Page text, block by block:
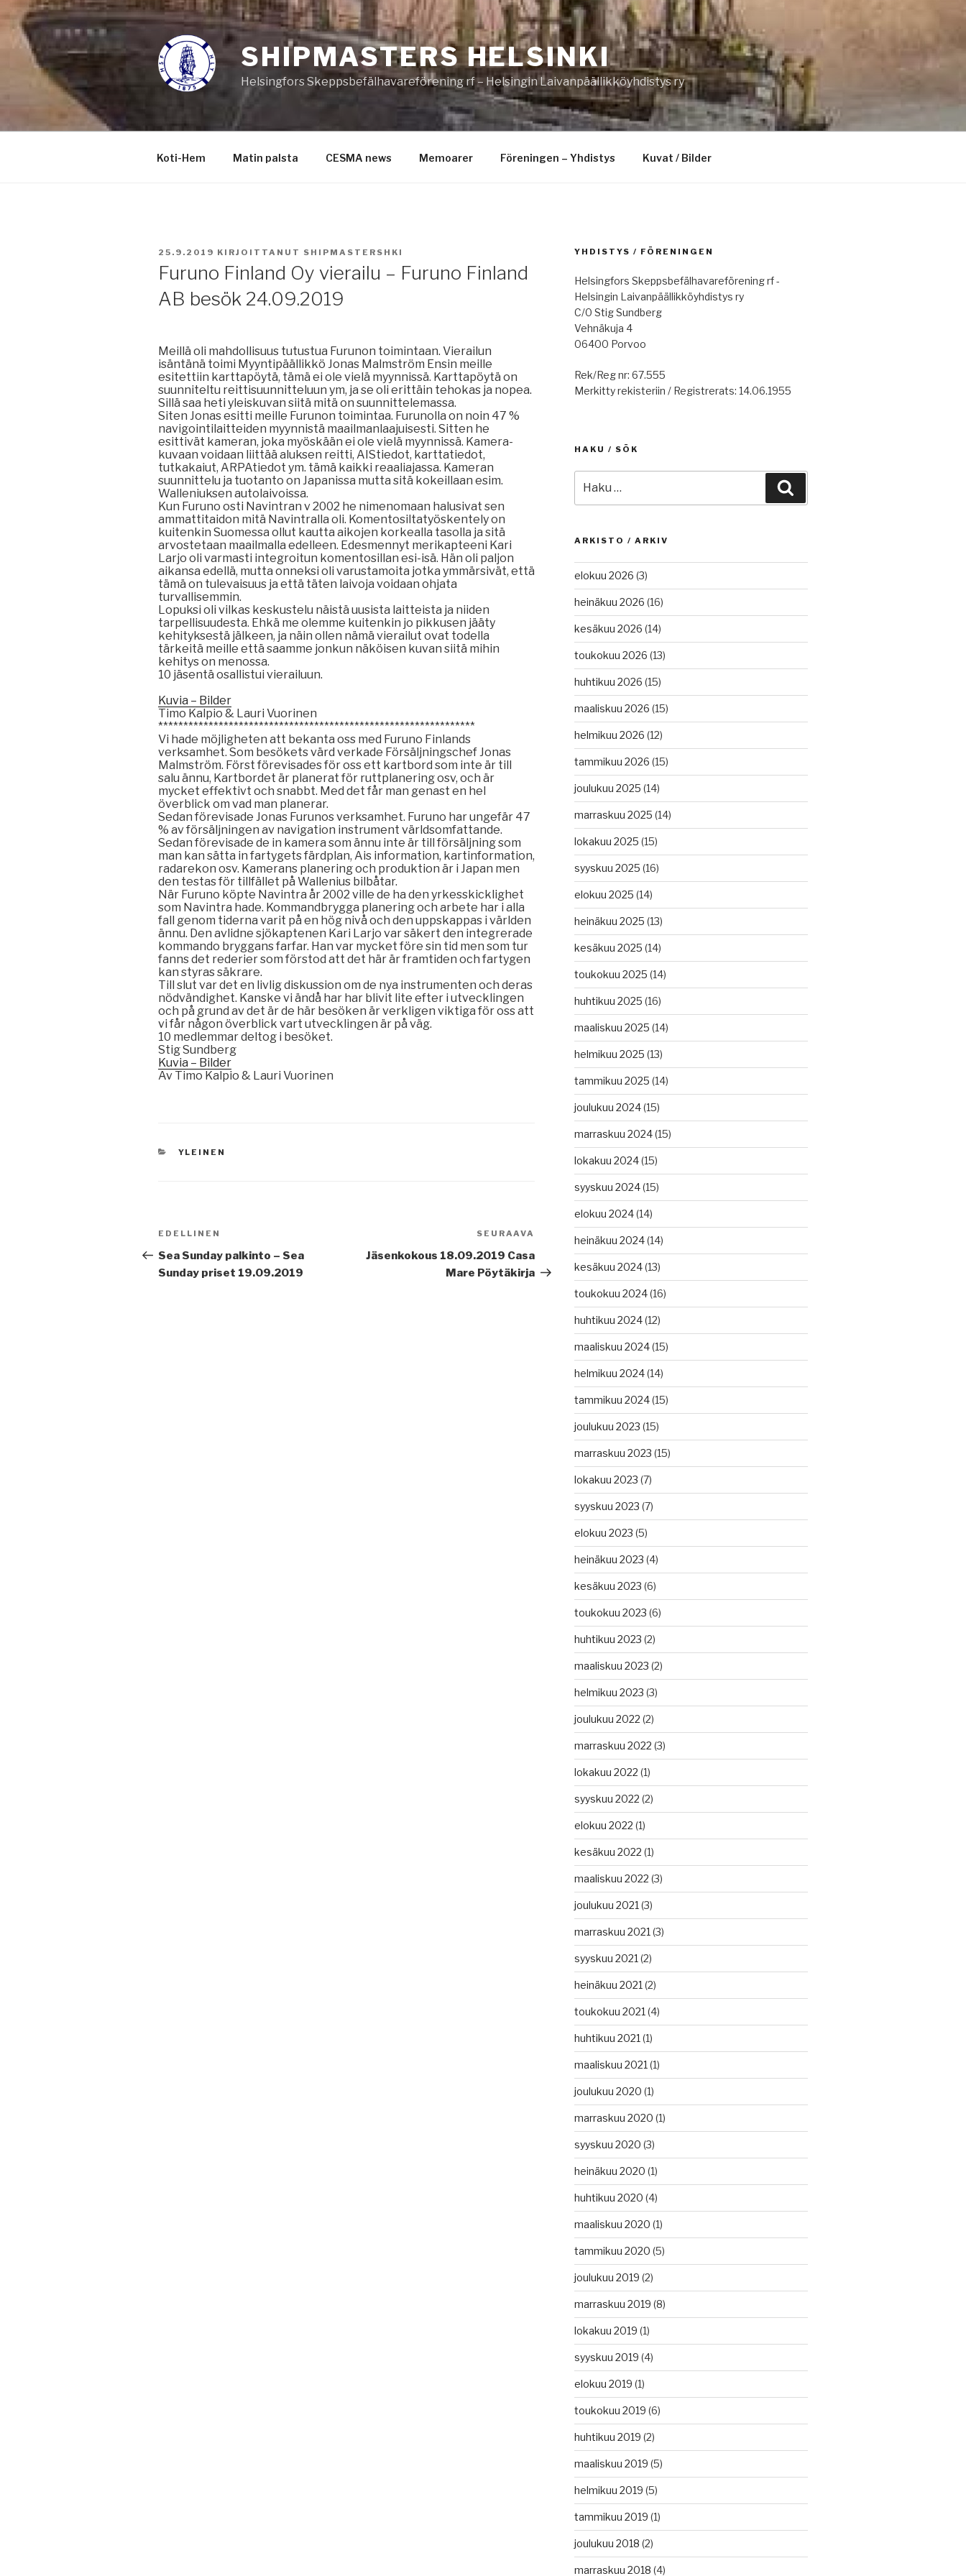
Siirry
sisältöön
SHIPMASTERS HELSINKI
Helsingfors Skeppsbefälhavareförening rf – Helsingin Laivanpäällikköyhdistys ry
Koti-Hem Matin palsta CESMA news Memoarer Föreningen – Yhdistys Kuvat / Bilder
JULKAISTU
25.9.2019 KIRJOITTANUT SHIPMASTERSHKI
Furuno Finland Oy vierailu – Furuno Finland
AB besök 24.09.2019
Meillä oli mahdollisuus tutustua Furunon toimintaan. Vierailun
isäntänä toimi Myyntipäällikkö Jonas Malmström Ensin meille
esitettiin karttapöytä, tämä ei ole vielä myynnissä. Karttapöytä on
suunniteltu reittisuunnitteluun ym, ja se oli erittäin tehokas ja nopea.
Sillä saa heti yleiskuvan siitä mitä on suunnittelemassa.
Siten Jonas esitti meille Furunon toimintaa. Furunolla on noin 47 %
navigointilaitteiden myynnistä maailmanlaajuisesti. Sitten he
esittivät kameran, joka myöskään ei ole vielä myynnissä. Kamera-
kuvaan voidaan liittää aluksen reitti, AIStiedot, karttatiedot,
tutkakaiut, ARPAtiedot ym. tämä kaikki reaaliajassa. Kameran
suunnittelu ja tuotanto on Japanissa mutta sitä kokeillaan esim.
Walleniuksen autolaivoissa.
Kun Furuno osti Navintran v 2002 he nimenomaan halusivat sen
ammattitaidon mitä Navintralla oli. Komentosiltatyöskentely on
kuitenkin Suomessa ollut kautta aikojen korkealla tasolla ja sitä
arvostetaan maailmalla edelleen. Edesmennyt merikapteeni Kari
Larjo oli varmasti integroitun komentosillan esi-isä. Hän oli paljon
aikansa edellä, mutta onneksi oli varustamoita jotka ymmärsivät, että
tämä on tulevaisuus ja että täten laivoja voidaan ohjata
turvallisemmin.
Lopuksi oli vilkas keskustelu näistä uusista laitteista ja niiden
tarpellisuudesta. Ehkä me olemme kuitenkin jo pikkusen jääty
kehityksestä jälkeen, ja näin ollen nämä vierailut ovat todella
tärkeitä meille että saamme jonkun näköisen kuvan siitä mihin
kehitys on menossa.
10 jäsentä osallistui vierailuun.
Kuvia – Bilder
Timo Kalpio & Lauri Vuorinen
***************************************************************
Vi hade möjligheten att bekanta oss med Furuno Finlands
verksamhet. Som besökets värd verkade Försäljningschef Jonas
Malmström. Först förevisades för oss ett kartbord som inte är till
salu ännu, Kartbordet är planerat för ruttplanering osv, och är
mycket effektivt och snabbt. Med det får man genast en hel
överblick om vad man planerar.
Sedan förevisade Jonas Furunos verksamhet. Furuno har ungefär 47
% av försäljningen av navigation instrument världsomfattande.
Sedan förevisade de in kamera som ännu inte är till försäljning som
man kan sätta in fartygets färdplan, Ais information, kartinformation,
radarekon osv. Kamerans planering och produktion är i Japan men
den testas för tillfället på Wallenius bilbåtar.
När Furuno köpte Navintra år 2002 ville de ha den yrkesskicklighet
som Navintra hade. Kommandbrygga planering och arbete har i alla
fall genom tiderna varit på en hög nivå och den uppskappas i världen
ännu. Den avlidne sjökaptenen Kari Larjo var säkert den integrerade
kommando bryggans farfar. Han var mycket före sin tid men som tur
fanns det rederier som förstod att det här är framtiden och fartygen
kan styras säkrare.
Till slut var det en livlig diskussion om de nya instrumenten och deras
nödvändighet. Kanske vi ändå har har blivit lite efter i utvecklingen
och på grund av det är de här besöken är verkligen viktiga för oss att
vi får någon överblick vart utvecklingen är på väg.
10 medlemmar deltog i besöket.
Stig Sundberg
Kuvia – Bilder
Av Timo Kalpio & Lauri Vuorinen
KATEGORIAT
YLEINEN
Artikkelien
selaus
Edellinen
artikkeli
EDELLINEN
Sea Sunday palkinto – Sea
Sunday priset 19.09.2019
Seuraava
artikkeli
SEURAAVA
Jäsenkokous 18.09.2019 Casa
Mare Pöytäkirja
YHDISTYS / FÖRENINGEN
Helsingfors Skeppsbefälhavareförening rf -
Helsingin Laivanpäällikköyhdistys ry
C/0 Stig Sundberg
Vehnäkuja 4
06400 Porvoo
Rek/Reg nr: 67.555
Merkitty rekisteriin / Registrerats: 14.06.1955
HAKU / SÖK
ARKISTO / ARKIV
elokuu 2026 (3)
heinäkuu 2026 (16)
kesäkuu 2026 (14)
toukokuu 2026 (13)
huhtikuu 2026 (15)
maaliskuu 2026 (15)
helmikuu 2026 (12)
tammikuu 2026 (15)
joulukuu 2025 (14)
marraskuu 2025 (14)
lokakuu 2025 (15)
syyskuu 2025 (16)
elokuu 2025 (14)
heinäkuu 2025 (13)
kesäkuu 2025 (14)
toukokuu 2025 (14)
huhtikuu 2025 (16)
maaliskuu 2025 (14)
helmikuu 2025 (13)
tammikuu 2025 (14)
joulukuu 2024(15)
marraskuu 2024(15)
lokakuu 2024(15)
syyskuu 2024(15)
elokuu 2024(14)
heinäkuu 2024(14)
kesäkuu 2024(13)
toukokuu 2024(16)
huhtikuu 2024(12)
maaliskuu 2024(15)
helmikuu 2024(14)
tammikuu 2024(15)
joulukuu 2023 (15)
marraskuu 2023 (15)
lokakuu 2023 (7)
syyskuu 2023 (7)
elokuu 2023 (5)
heinäkuu 2023 (4)
kesäkuu 2023 (6)
toukokuu 2023 (6)
huhtikuu 2023 (2)
maaliskuu 2023 (2)
helmikuu 2023 (3)
joulukuu 2022 (2)
marraskuu 2022 (3)
lokakuu 2022 (1)
syyskuu 2022 (2)
elokuu 2022 (1)
kesäkuu 2022 (1)
maaliskuu 2022 (3)
joulukuu 2021 (3)
marraskuu 2021 (3)
syyskuu 2021 (2)
heinäkuu 2021 (2)
toukokuu 2021 (4)
huhtikuu 2021 (1)
maaliskuu 2021 (1)
joulukuu 2020 (1)
marraskuu 2020 (1)
syyskuu 2020 (3)
heinäkuu 2020 (1)
huhtikuu 2020 (4)
maaliskuu 2020 (1)
tammikuu 2020 (5)
joulukuu 2019 (2)
marraskuu 2019 (8)
lokakuu 2019 (1)
syyskuu 2019 (4)
elokuu 2019 (1)
toukokuu 2019 (6)
huhtikuu 2019 (2)
maaliskuu 2019 (5)
helmikuu 2019 (5)
tammikuu 2019 (1)
joulukuu 2018 (2)
marraskuu 2018 (4)